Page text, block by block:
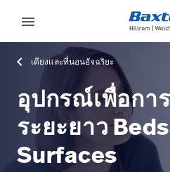
โซลูชั่น
ผลิตภัณฑ์
บริการ
Sign
language
menu
เตียงและที่นอนอัจฉริยะ
อุปกรณ์เพื่อกา
ระยะยาว
Surfaces